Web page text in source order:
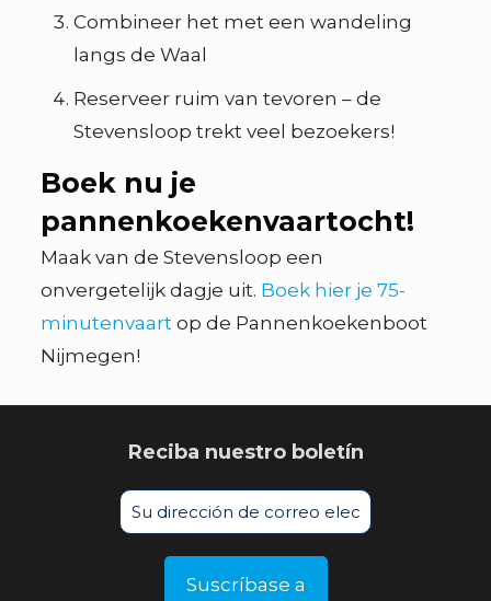
Combineer het met een wandeling
langs de Waal
Reserveer ruim van tevoren – de
Stevensloop trekt veel bezoekers!
Boek nu je
pannenkoekenvaartocht!
Maak van de Stevensloop een
onvergetelijk dagje uit. Boek hier je 75-
minutenvaart op de Pannenkoekenboot
Nijmegen!
Reciba nuestro boletín